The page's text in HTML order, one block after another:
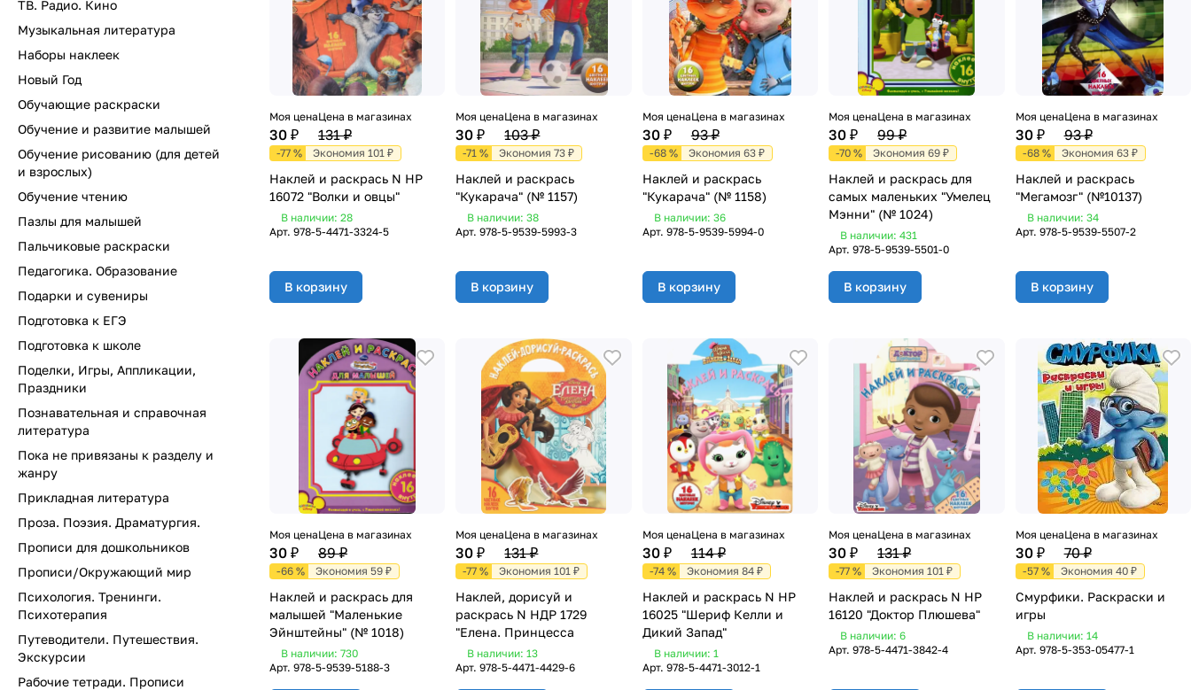
Моя цена
30 ₽
Цена в магазинах
131 ₽
-77 % Экономия 101 ₽
Наклей и раскрась N НР
16072 "Волки и овцы"
В наличии: 28
Арт. 978-5-4471-3324-5
В корзину
Моя цена
30 ₽
Цена в магазинах
103 ₽
-71 % Экономия 73 ₽
Наклей и раскрась
"Кукарача" (№ 1157)
В наличии: 38
Арт.978-5-9539-5993-3
В корзину
Моя цена
30 ₽
Цена в магазинах
93 ₽
-68 % Экономия 63 ₽
Наклей и раскрась
"Кукарача" (№ 1158)
В наличии: 36
Арт. 978-5-9539-5994-0
В корзину
Моя цена
30 ₽
Цена в магазинах
99 ₽
-70 % Экономия 69 ₽
Наклей и раскрась для
самых маленьких "Умелец
Мэнни" (№ 1024)
В наличии: 431
Арт.978-5-9539-5501-0
В корзину
Моя цена
30 ₽
Цена в магазинах
93 ₽
-68 % Экономия 63 ₽
Наклей и раскрась
"Мегамозг" (№10137)
В наличии: 34
Арт. 978-5-9539-5507-2
В корзину
Моя цена
30 ₽
Цена в магазинах
89 ₽
-66 % Экономия 59 ₽
Наклей и раскрась для
малышей "Маленькие
Эйнштейны" (№ 1018)
В наличии: 730
Арт. 978-5-9539-5188-3
Моя цена
30 ₽
Цена в магазинах
131 ₽
-77 % Экономия 101 ₽
Наклей, дорисуй и
раскрась N НДР 1729
"Елена. Принцесса
В наличии: 13
Арт.978-5-4471-4429-6
Моя цена
30 ₽
Цена в магазинах
114 ₽
-74 % Экономия 84 ₽
Наклей и раскрась N НР
16025 "Шериф Келли и
Дикий Запад"
В наличии: 1
Арт. 978-5-4471-3012-1
Моя цена
30 ₽
Цена в магазинах
131 ₽
-77 % Экономия 101 ₽
Наклей и раскрась N НР
16120 "Доктор Плюшева"
В наличии: 6
Арт.978-5-4471-3842-4
Моя цена
30 ₽
Цена в магазинах
70 ₽
-57 % Экономия 40 ₽
Смурфики. Раскраски и
игры
В наличии: 14
Арт. 978-5-353-05477-1
ТВ. Радио. Кино
Музыкальная литература
Наборы наклеек
Новый Год
Обучающие раскраски
Обучение и развитие малышей
Обучение рисованию (для детей
и взрослых)
Обучение чтению
Пазлы для малышей
Пальчиковые раскраски
Педагогика. Образование
Подарки и сувениры
Подготовка к ЕГЭ
Подготовка к школе
Поделки, Игры, Аппликации,
Праздники
Познавательная и справочная
литература
Пока не привязаны к разделу и
жанру
Прикладная литература
Проза. Поэзия. Драматургия.
Прописи для дошкольников
Прописи/Окружающий мир
Психология. Тренинги.
Психотерапия
Путеводители. Путешествия.
Экскурсии
Рабочие тетради. Прописи